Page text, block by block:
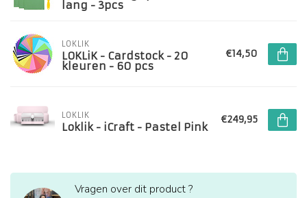
lang - 3pcs
LOKLIK
LOKLiK - Cardstock - 20
kleuren - 60 pcs
€14,50
LOKLIK
Loklik - iCraft - Pastel Pink
€249,95
Vragen over dit product ?